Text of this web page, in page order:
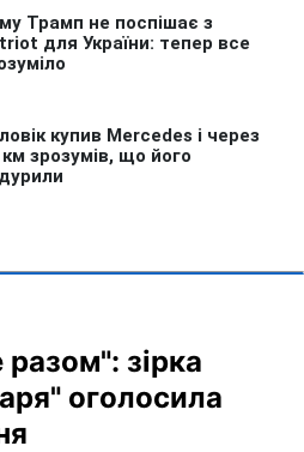
зірка
оголосила